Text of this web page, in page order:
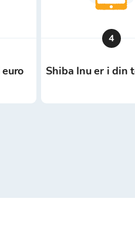
4
Shiba Inu er i din